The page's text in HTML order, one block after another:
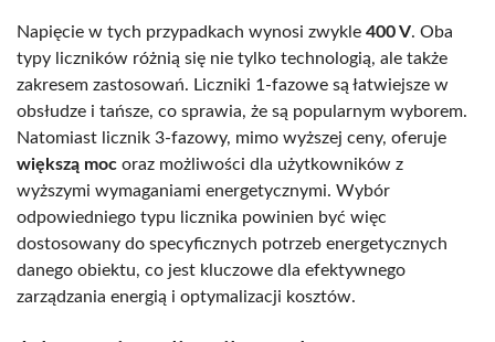
Napięcie w tych przypadkach wynosi zwykle 400 V. Oba
typy liczników różnią się nie tylko technologią, ale także
zakresem zastosowań. Liczniki 1-fazowe są łatwiejsze w
obsłudze i tańsze, co sprawia, że są popularnym wyborem.
Natomiast licznik 3-fazowy, mimo wyższej ceny, oferuje
większą moc oraz możliwości dla użytkowników z
wyższymi wymaganiami energetycznymi. Wybór
odpowiedniego typu licznika powinien być więc
dostosowany do specyficznych potrzeb energetycznych
danego obiektu, co jest kluczowe dla efektywnego
zarządzania energią i optymalizacji kosztów.